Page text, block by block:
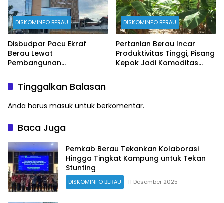
DISKOMINFO BERAU
Disbudpar Pacu Ekraf
Berau Lewat
Pembangunan
DISKOMINFO BERAU
Pertanian Berau Incar
Produktivitas Tinggi, Pisang
Kepok Jadi Komoditas
Tinggalkan Balasan
Anda harus masuk untuk berkomentar.
Baca Juga
Pemkab Berau Tekankan Kolaborasi
Hingga Tingkat Kampung untuk Tekan
Stunting
DISKOMINFO BERAU 11 Desember 2025